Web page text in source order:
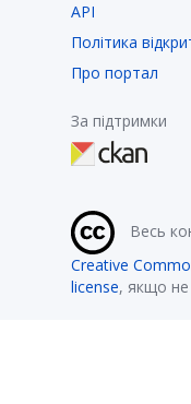
API
Політика
Про портал
За підтримки
Весь
Creative
license, якщо не